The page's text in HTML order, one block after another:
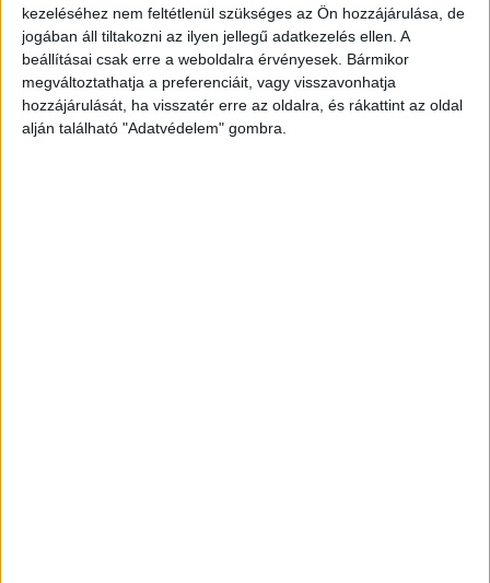
kezeléséhez nem feltétlenül szükséges az Ön hozzájárulása, de
jogában áll tiltakozni az ilyen jellegű adatkezelés ellen. A
beállításai csak erre a weboldalra érvényesek. Bármikor
megváltoztathatja a preferenciáit, vagy visszavonhatja
hozzájárulását, ha visszatér erre az oldalra, és rákattint az oldal
alján található "Adatvédelem" gombra.
el. A munkaerőhiány azonnali pótlása, az időszakos
projektek vagy különleges szaktudás szüksége, a
kapacitáshiány, de akár a gyakornokok felkutatása, ahogy a
már létező üzletág átvétele kapcsán meglévő struktúrája
is okot ad.